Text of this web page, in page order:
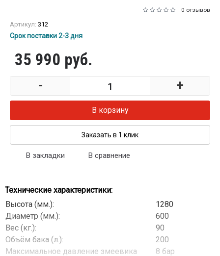
0 отзывов
Артикул: 312
Срок поставки 2-3 дня
35 990 руб.
- +
В корзину
Заказать в 1 клик
В закладки В сравнение
Технические характеристики:
Высота (мм.):
1280
Диаметр (мм.):
600
Вес (кг.):
90
Объём бака (л.):
200
Максимальное давление змеевика
8 бар